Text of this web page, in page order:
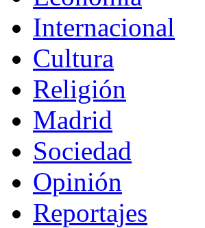
Internacional
Cultura
Religión
Madrid
Sociedad
Opinión
Reportajes